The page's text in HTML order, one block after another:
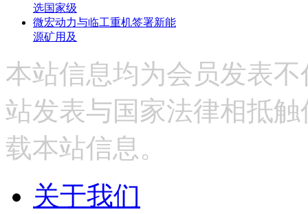
选国家级
微宏动力与临工重机签署新能
源矿用及
本站信息均为会员发表
站发表与国家法律相抵
载本站信息。
关于我们